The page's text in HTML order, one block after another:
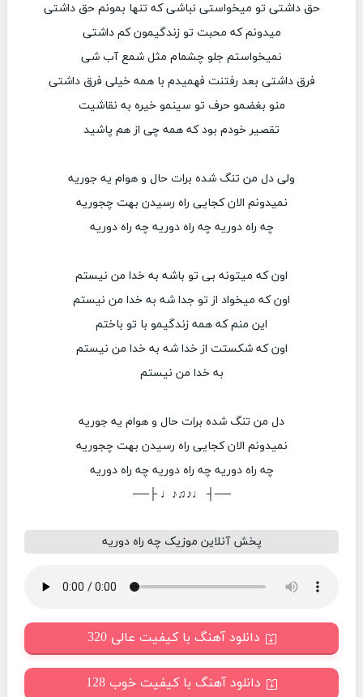
حق داشتی تو میخواستی نباشی که تنها بمونم حق داشتی
میدونم که محبت تو زندگیمون کم داشتی
نمیخواستم جلو چشمام مثل شمع آب شی
فرق داشتی بعد رفتنت فهمیدم با همه خیلی فرق داشتی
منو بغضمو حرف تو سینمو خیره به نقاشیت
تقصیر خودم بود که همه چی از هم پاشید
ولی دل من تنگ شده برات حال و هوام یه جوریه
نمیدونم الان کجایی راه رسیدن بهت چجوریه
چه راه دوریه چه راه دوریه چه راه دوریه
اون که میتونه بی تو باشه به خدا من نیستم
اون که میخواد از تو جدا شه به خدا من نیستم
این منم که همه زندگیمو با تو باختم
اون که شکستت از خدا شه به خدا من نیستم
به خدا من نیستم
دل من تنگ شده برات حال و هوام یه جوریه
نمیدونم الان کجایی راه رسیدن بهت چجوریه
چه راه دوریه چه راه دوریه چه راه دوریه
──┤ ♩♪♫♪♩ ├──
پخش آنلاین موزیک چه راه دوریه
دانلود آهنگ با کیفیت عالی 320
دانلود آهنگ با کیفیت خوب 128